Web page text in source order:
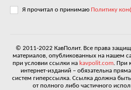
Я прочитал о принимаю Политику
© 2011-2022 КавПолит. Все права
материалов, опубликованных на нашем
при условии ссылки на kavpolit.com. При
интернет-изданий – обязательна
систем гиперссылка. Ссылка должна
от полного либо частичного